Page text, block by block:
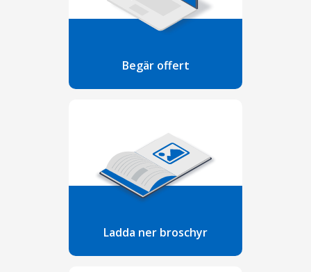
Ladda ner broschyr
Begär offert